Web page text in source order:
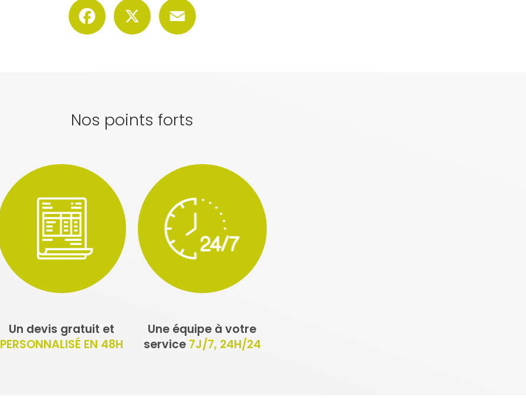
Nos points forts
Un devis gratuit et
PERSONNALISÉ EN 48H
Une équipe à votre
service 7J/7, 24H/24